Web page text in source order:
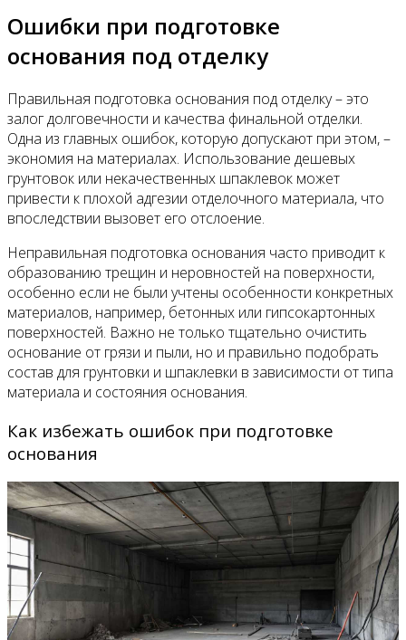
Ошибки при подготовке
основания под отделку
Правильная подготовка основания под отделку – это
залог долговечности и качества финальной отделки.
Одна из главных ошибок, которую допускают при этом, –
экономия на материалах. Использование дешевых
грунтовок или некачественных шпаклевок может
привести к плохой адгезии отделочного материала, что
впоследствии вызовет его отслоение.
Неправильная подготовка основания часто приводит к
образованию трещин и неровностей на поверхности,
особенно если не были учтены особенности конкретных
материалов, например, бетонных или гипсокартонных
поверхностей. Важно не только тщательно очистить
основание от грязи и пыли, но и правильно подобрать
состав для грунтовки и шпаклевки в зависимости от типа
материала и состояния основания.
Как избежать ошибок при подготовке
основания